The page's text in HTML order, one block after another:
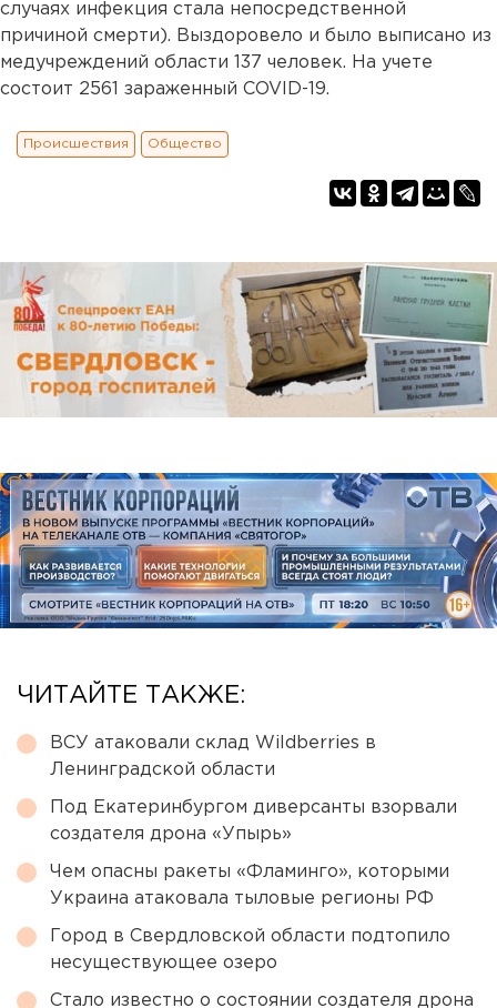
случаях инфекция стала непосредственной
причиной смерти). Выздоровело и было выписано из
медучреждений области 137 человек. На учете
состоит 2561 зараженный COVID-19.
Происшествия Общество
ЧИТАЙТЕ ТАКЖЕ:
ВСУ атаковали склад Wildberries в
Ленинградской области
Под Екатеринбургом диверсанты взорвали
создателя дрона «Упырь»
Чем опасны ракеты «Фламинго», которыми
Украина атаковала тыловые регионы РФ
Город в Свердловской области подтопило
несуществующее озеро
Стало известно о состоянии создателя дрона